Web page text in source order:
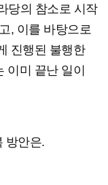
당의 참소로 시작
, 이를 바탕으로
진행된 불행한
이미 끝난 일이
방안은.